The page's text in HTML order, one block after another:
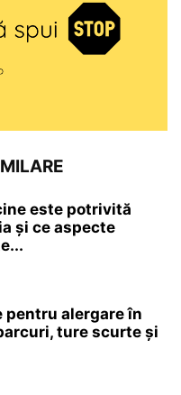
este potrivită
și ce aspecte
pentru alergare în
ture scurte și